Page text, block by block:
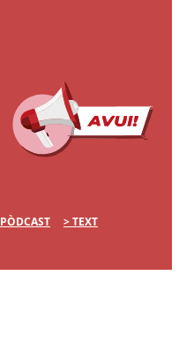
PÒDCAST
TEXT